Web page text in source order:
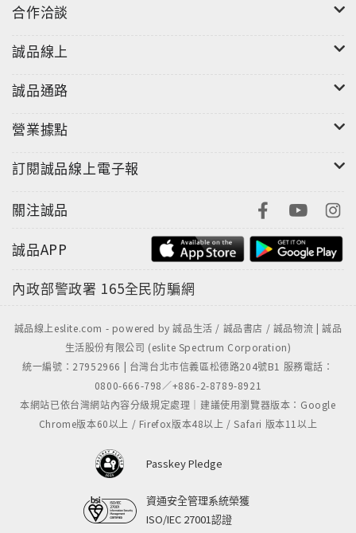
合作洽談
誠品線上
誠品通路
營業據點
訂閱誠品線上電子報
關注誠品
誠品APP
內政部警政署 165全民防騙網
誠品線上eslite.com - powered by 誠品生活 / 誠品書店 / 誠品物流 | 誠品
生活股份有限公司 (eslite Spectrum Corporation)
統一編號：27952966 | 台灣台北市信義區松德路204號B1 服務電話：
0800-666-798／+886-2-8789-8921
本網站已依台灣網站內容分級規定處理｜建議使用瀏覽器版本：Google
Chrome版本60以上 / Firefox版本48以上 / Safari 版本11以上
Passkey Pledge
資通安全管理系統榮獲
ISO/IEC 27001認證